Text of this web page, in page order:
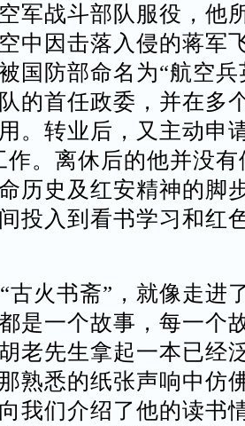
军战斗部队服役，他
中因击落入侵的蒋军
国防部命名为“航空
的首任政委，并在多
。转业后，又主动申
作。离休后的他并没
历史及红安精神的脚
投入到看书学习和红
火书斋”，就像走进
是一个故事，每一个
老先生拿起一本已经
熟悉的纸张声响中仿
我们介绍了他的读书